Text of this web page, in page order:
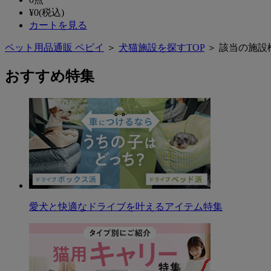
¥0(税込)
カートを見る
ペット用品通販 ペピイ ＞ 犬猫施設を探すTOP＞ 該当の施設
おすすめ特集
愛犬と快適なドライブを叶えるアイテム特集